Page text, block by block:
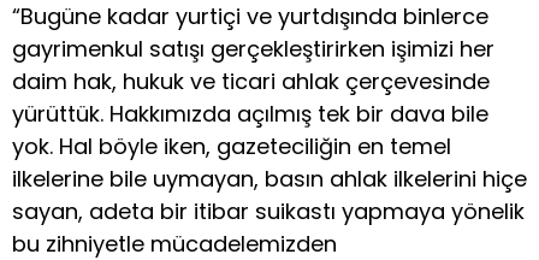
“Bugüne kadar yurtiçi ve yurtdışında binlerce
gayrimenkul satışı gerçekleştirirken işimizi her
daim hak, hukuk ve ticari ahlak çerçevesinde
yürüttük. Hakkımızda açılmış tek bir dava bile
yok. Hal böyle iken, gazeteciliğin en temel
ilkelerine bile uymayan, basın ahlak ilkelerini hiçe
sayan, adeta bir itibar suikastı yapmaya yönelik
bu zihniyetle mücadelemizden